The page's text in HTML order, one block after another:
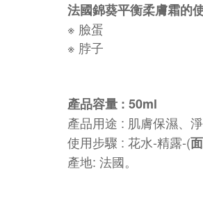
法國錦葵平衡柔膚霜的
※ 臉蛋
※ 脖子
產品容量 : 50ml
產品用途 : 肌膚保濕、
使用步驟 : 花水-精露-(
產地: 法國。